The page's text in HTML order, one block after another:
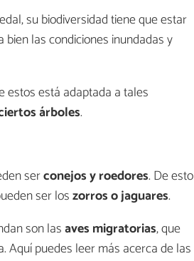
su biodiversidad tiene que estar
las condiciones inundadas y
estos está adaptada a tales
árboles.
serconejos y roedores. De esto
ser loszorros o jaguares.
son lasaves migratorias, que
Aquí puedes leer más acerca de las